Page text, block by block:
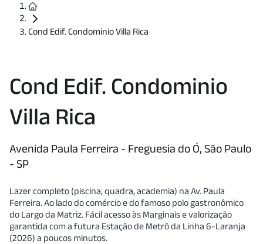
Cond Edif. Condominio Villa Rica
Cond Edif. Condominio
Villa Rica
Avenida Paula Ferreira - Freguesia do Ó, São Paulo
- SP
Lazer completo (piscina, quadra, academia) na Av. Paula
Ferreira. Ao lado do comércio e do famoso polo gastronômico
do Largo da Matriz. Fácil acesso às Marginais e valorização
garantida com a futura Estação de Metrô da Linha 6-Laranja
(2026) a poucos minutos.